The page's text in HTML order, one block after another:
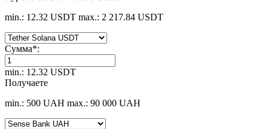
min.: 12.32 USDT max.: 2 217.84 USDT
Сумма*:
min.: 12.32 USDT
Получаете
min.: 500 UAH max.: 90 000 UAH